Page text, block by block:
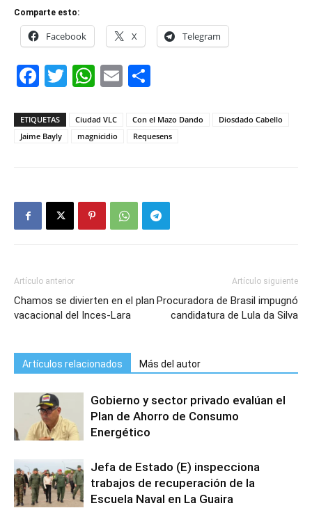
Comparte esto:
Facebook X Telegram
Facebook
Twitter
WhatsApp
Email
ETIQUETAS Ciudad VLC Con el Mazo Dando
Diosdado Cabello
Jaime Bayly
magnicidio Requesens
Artículo anterior
Chamos se divierten en el plan
vacacional del Inces-Lara
Artículo siguiente
Procuradora de Brasil impugnó
candidatura de Lula da Silva
Artículos relacionados Más del autor
Gobierno y sector privado evalúan el
Plan de Ahorro de Consumo
Energético
Jefa de Estado (E) inspecciona
trabajos de recuperación de la
Escuela Naval en La Guaira